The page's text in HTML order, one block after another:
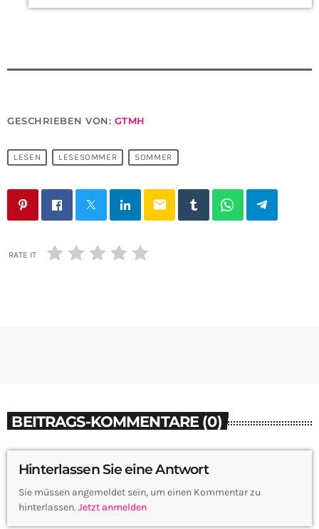
GESCHRIEBEN VON: GTMH
LESEN LESESOMMER SOMMER
email
RATE IT
BEITRAGS-KOMMENTARE (0)
Hinterlassen Sie eine Antwort
Sie müssen angemeldet sein, um einen Kommentar zu
hinterlassen. Jetzt anmelden